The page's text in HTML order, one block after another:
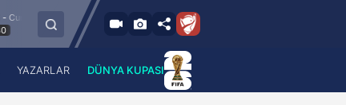
Keçiörengücü Alagöz Holding Iğdır FK
A Haber Radyo
YAZARLAR DÜNYA KUPASI